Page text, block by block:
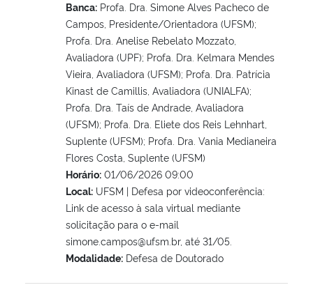
Banca: Profa. Dra. Simone Alves Pacheco de
Campos, Presidente/Orientadora (UFSM);
Profa. Dra. Anelise Rebelato Mozzato,
Avaliadora (UPF); Profa. Dra. Kelmara Mendes
Vieira, Avaliadora (UFSM); Profa. Dra. Patrícia
Kinast de Camillis, Avaliadora (UNIALFA);
Profa. Dra. Taís de Andrade, Avaliadora
(UFSM); Profa. Dra. Eliete dos Reis Lehnhart,
Suplente (UFSM); Profa. Dra. Vania Medianeira
Flores Costa, Suplente (UFSM)
Horário: 01/06/2026 09:00
Local: UFSM | Defesa por videoconferência:
Link de acesso à sala virtual mediante
solicitação para o e-mail
simone.campos@ufsm.br, até 31/05.
Modalidade: Defesa de Doutorado